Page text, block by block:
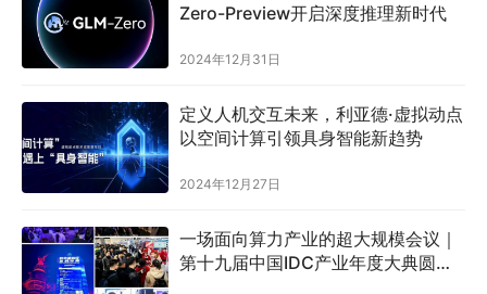
Zero-Preview开启深度推理新时代
2024年12月31日
定义人机交互未来，利亚德·虚拟动点
以空间计算引领具身智能新趋势
2024年12月27日
一场面向算力产业的超大规模会议｜
第十九届中国IDC产业年度大典圆满